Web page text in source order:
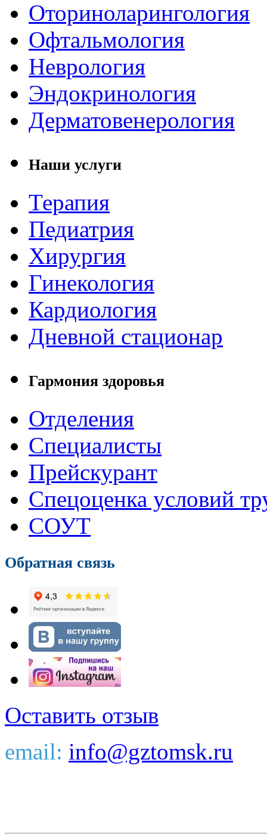
Оториноларингология
Офтальмология
Неврология
Эндокринология
Дерматовенерология
Наши услуги
Терапия
Педиатрия
Хирургия
Гинекология
Кардиология
Дневной стационар
Гармония здоровья
Отделения
Специалисты
Прейскурант
Спецоценка условий
СОУТ
Обратная связь
Оставить отзыв
email: info@gztomsk.ru